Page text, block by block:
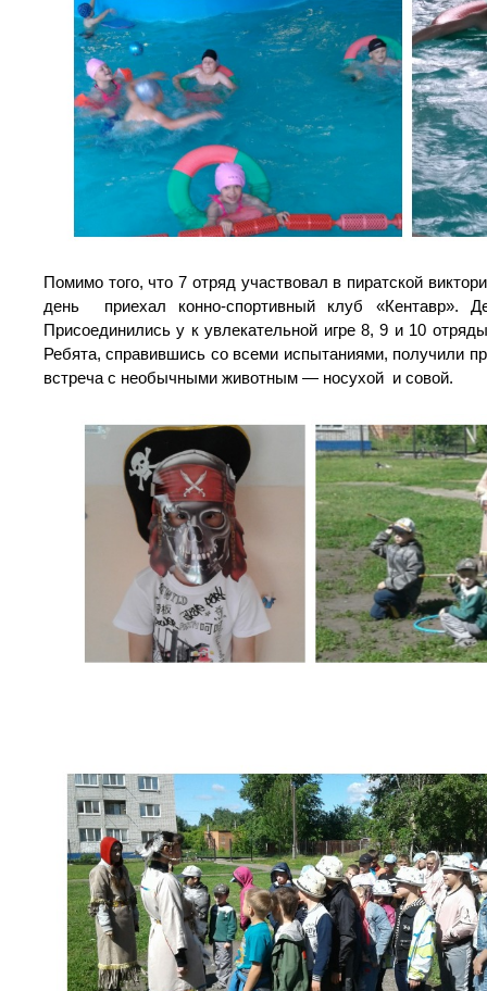
Помимо того, что 7 отряд участвовал в пиратской
день приехал конно-спортивный клуб «Кентавр».
Присоединились у к увлекательной игре 8, 9 и 10
Ребята, справившись со всеми испытаниями, получили
встреча с необычными животным — носухой и совой.